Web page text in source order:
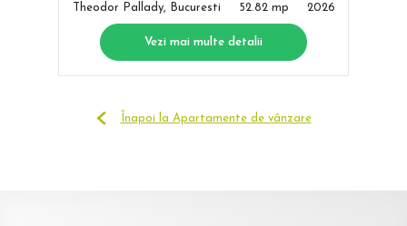
Theodor Pallady, Bucuresti 52.82 mp 2026
Vezi mai multe detalii
Înapoi la Apartamente de vânzare